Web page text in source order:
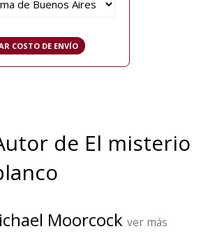
de El misterio
Moorcock ver más